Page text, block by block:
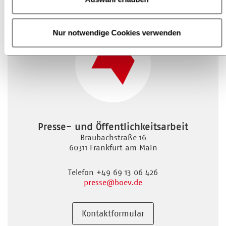
Nur notwendige Cookies verwenden
Presse- und Öffentlichkeitsarbeit
Braubachstraße 16
60311 Frankfurt am Main
Telefon +49 69 13 06 426
presse@boev.de
Kontaktformular